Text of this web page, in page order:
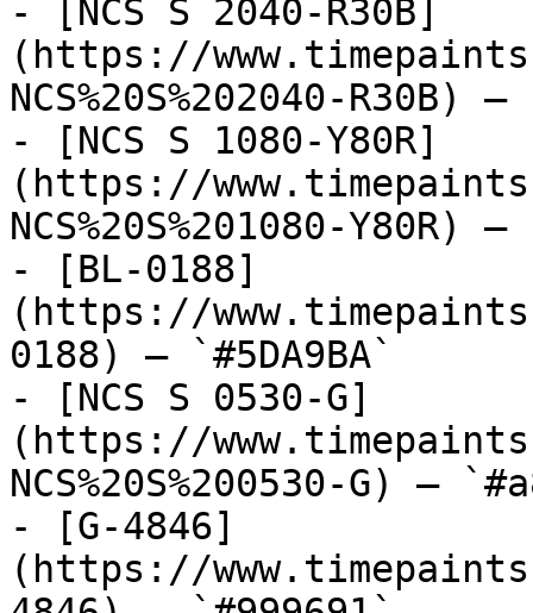
- [NCS S 2040-R30B]
(https://
NCS%20S%202040-R30B)
- [NCS S 1080-Y80R]
(https://
NCS%20S%201080-Y80R)
- [BL-0188]
(https://
0188) — `#5DA9BA`
- [NCS S 0530-G]
(https://
NCS%20S%200530-G) —
- [G-4846]
(https://